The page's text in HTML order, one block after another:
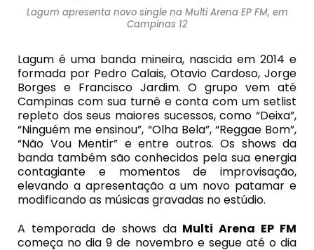
Lagum apresenta novo single na Multi Arena EP FM, em
Campinas 12
Lagum é uma banda mineira, nascida em 2014 e
formada por Pedro Calais, Otavio Cardoso, Jorge
Borges e Francisco Jardim. O grupo vem até
Campinas com sua turnê e conta com um setlist
repleto dos seus maiores sucessos, como “Deixa”,
“Ninguém me ensinou”, “Olha Bela”, “Reggae Bom”,
“Não Vou Mentir” e entre outros. Os shows da
banda também são conhecidos pela sua energia
contagiante e momentos de improvisação,
elevando a apresentação a um novo patamar e
modificando as músicas gravadas no estúdio.
A temporada de shows da Multi Arena EP FM
começa no dia 9 de novembro e segue até o dia